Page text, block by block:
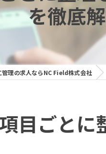
を徹底
管理の求人ならNC Field株式会社
目ごと